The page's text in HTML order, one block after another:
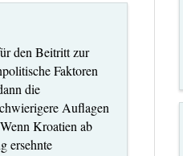
den Beitritt zur
Faktoren
die
Auflagen
Kroatien ab
ersehnte